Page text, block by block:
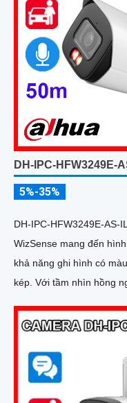
DH-IPC-HFW3249E-
5%-35%
DH-IPC-HFW3249E-AS-
WizSense mang đến
khả năng ghi hình có
kép. Với tầm nhìn hồng ngoại xa tới 50m, mic ghi âm tích hợp
hiệu quả và giảm thiểu